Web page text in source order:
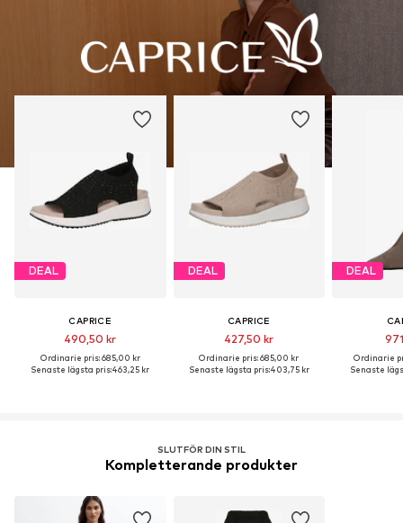
DEAL
CAPRICE
490,50 kr
Ordinarie pris: 685,00 kr
Senaste lägsta pris:463,25 kr
DEAL
CAPRICE
427,50 kr
Ordinarie pris: 685,00 kr
Senaste lägsta pris:403,75 kr
DEAL
Ordinarie
Senaste
SLUTFÖR DIN STIL
Kompletterande produkter